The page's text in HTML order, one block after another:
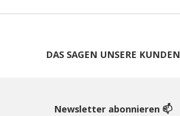
DAS SAGEN UNSERE KUNDEN
Newsletter abonnieren 📫